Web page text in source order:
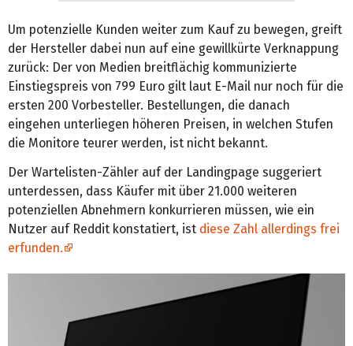
Um potenzielle Kunden weiter zum Kauf zu bewegen, greift
der Hersteller dabei nun auf eine gewillkürte Verknappung
zurück: Der von Medien breitflächig kommunizierte
Einstiegspreis von 799 Euro gilt laut E-Mail nur noch für die
ersten 200 Vorbesteller. Bestellungen, die danach
eingehen unterliegen höheren Preisen, in welchen Stufen
die Monitore teurer werden, ist nicht bekannt.
Der Wartelisten-Zähler auf der Landingpage suggeriert
unterdessen, dass Käufer mit über 21.000 weiteren
potenziellen Abnehmern konkurrieren müssen, wie ein
Nutzer auf Reddit konstatiert, ist diese Zahl allerdings frei
erfunden.